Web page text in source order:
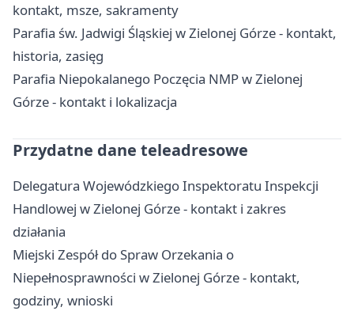
kontakt, msze, sakramenty
Parafia św. Jadwigi Śląskiej w Zielonej Górze - kontakt,
historia, zasięg
Parafia Niepokalanego Poczęcia NMP w Zielonej
Górze - kontakt i lokalizacja
Przydatne dane teleadresowe
Delegatura Wojewódzkiego Inspektoratu Inspekcji
Handlowej w Zielonej Górze - kontakt i zakres
działania
Miejski Zespół do Spraw Orzekania o
Niepełnosprawności w Zielonej Górze - kontakt,
godziny, wnioski